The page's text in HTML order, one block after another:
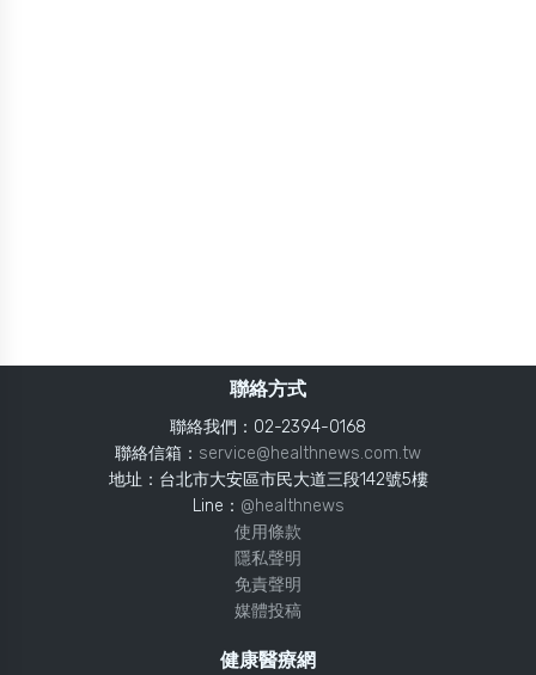
聯絡方式
聯絡我們：02-2394-0168
聯絡信箱： service@healthnews.com.tw
地址：台北市大安區市民大道三段142號5樓
Line： @healthnews
使用條款
隱私聲明
免責聲明
媒體投稿
健康醫療網